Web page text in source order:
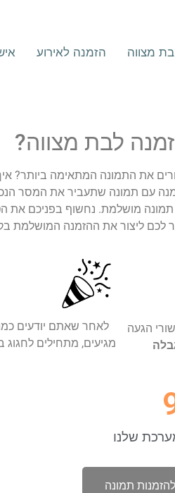
מצווה הזמנה לאירוע
לבת מצווה?
את התמונה המתאימה ביותר?
עם תמונה שתעביר את המסר
מושלמת. נחשוף בפניכם את
לכם ליצור את ההזמנה המושלמת
הגעה
לאחר שאתם יודעים
מגיעים, מתחילים
שלנו​
להזמנות תמונה